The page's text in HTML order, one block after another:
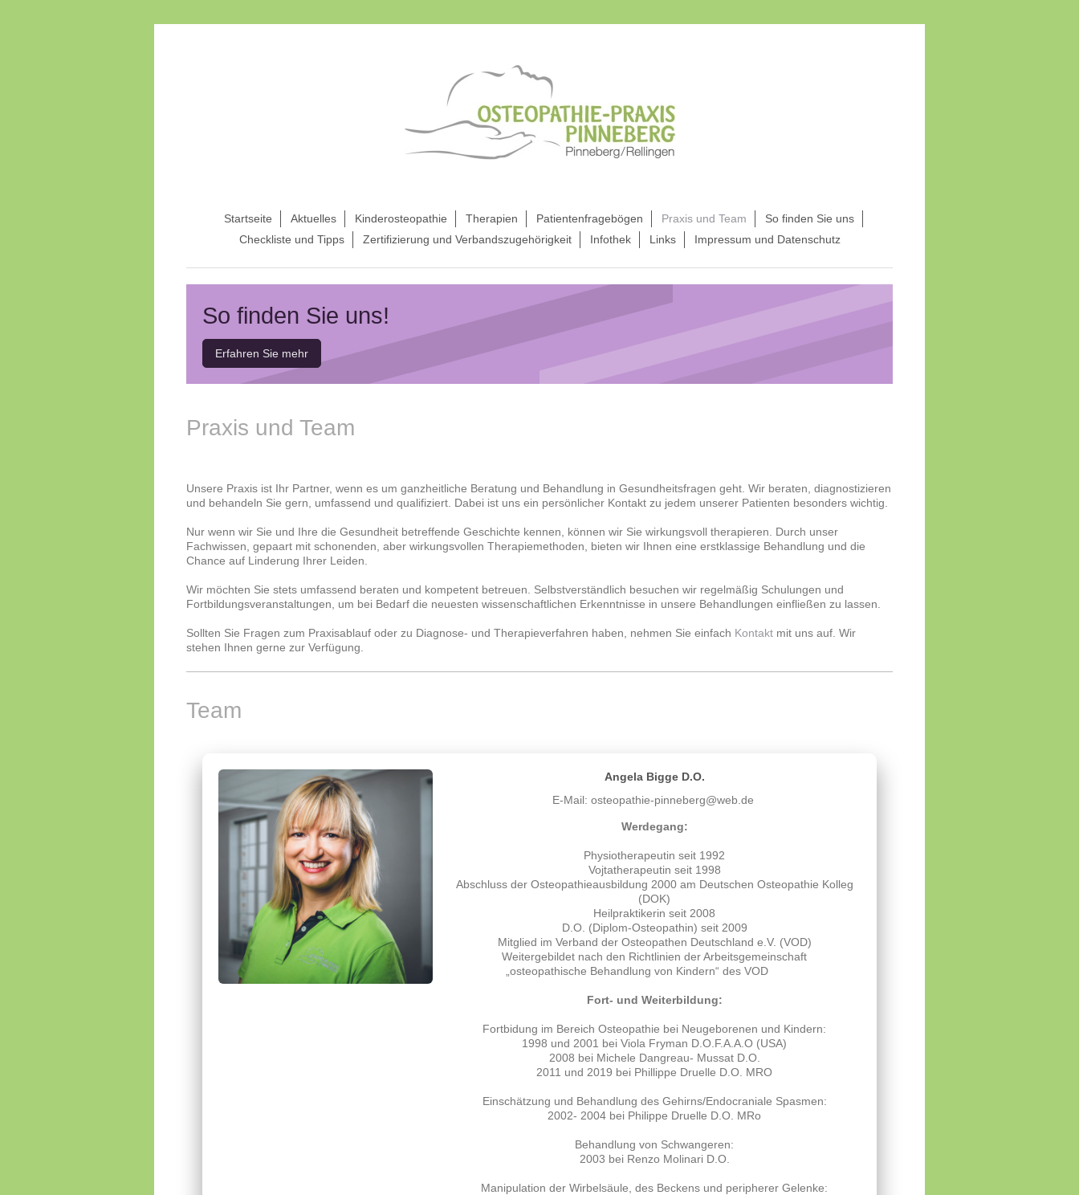
Startseite Aktuelles Kinderosteopathie Therapien Patientenfragebögen Praxis und Team
So finden Sie uns
Checkliste und Tipps
Zertifizierung und Verbandszugehörigkeit Infothek Links Impressum und Datenschutz
So finden Sie uns!
Erfahren Sie mehr
Praxis und Team
Unsere Praxis ist Ihr Partner, wenn es um ganzheitliche Beratung und Behandlung in Gesundheitsfragen geht. Wir beraten, diagnostizieren
und behandeln Sie gern, umfassend und qualifiziert. Dabei ist uns ein persönlicher Kontakt zu jedem unserer Patienten besonders wichtig.
Nur wenn wir Sie und Ihre die Gesundheit betreffende Geschichte kennen, können wir Sie wirkungsvoll therapieren. Durch unser
Fachwissen, gepaart mit schonenden, aber wirkungsvollen Therapiemethoden, bieten wir Ihnen eine erstklassige Behandlung und die
Chance auf Linderung Ihrer Leiden.
Wir möchten Sie stets umfassend beraten und kompetent betreuen. Selbstverständlich besuchen wir regelmäßig Schulungen und
Fortbildungsveranstaltungen, um bei Bedarf die neuesten wissenschaftlichen Erkenntnisse in unsere Behandlungen einfließen zu lassen.
Sollten Sie Fragen zum Praxisablauf oder zu Diagnose- und Therapieverfahren haben, nehmen Sie einfach Kontakt mit uns auf. Wir
stehen Ihnen gerne zur Verfügung.
Team
Angela Bigge D.O.
E-Mail: osteopathie-pinneberg@web.de
Werdegang:
Physiotherapeutin seit 1992
Vojtatherapeutin seit 1998
Abschluss der Osteopathieausbildung 2000 am Deutschen Osteopathie Kolleg
(DOK)
Heilpraktikerin seit 2008
D.O. (Diplom-Osteopathin) seit 2009
Mitglied im Verband der Osteopathen Deutschland e.V. (VOD)
Weitergebildet nach den Richtlinien der Arbeitsgemeinschaft
„osteopathische Behandlung von Kindern“ des VOD
Fort- und Weiterbildung:
Fortbidung im Bereich Osteopathie bei Neugeborenen und Kindern:
1998 und 2001 bei Viola Fryman D.O.F.A.A.O (USA)
2008 bei Michele Dangreau- Mussat D.O.
2011 und 2019 bei Phillippe Druelle D.O. MRO
Einschätzung und Behandlung des Gehirns/Endocraniale Spasmen:
2002- 2004 bei Philippe Druelle D.O. MRo
Behandlung von Schwangeren:
2003 bei Renzo Molinari D.O.
Manipulation der Wirbelsäule, des Beckens und peripherer Gelenke: